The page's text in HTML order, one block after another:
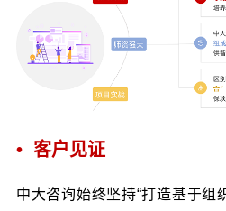
• 客户见证
中大咨询始终坚持“打造基于组